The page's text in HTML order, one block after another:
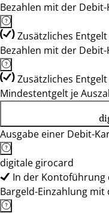
Bezahlen mit der
Zusätzliches
Bezahlen mit der
Zusätzliches
Mindestentgelt je
Ausgabe einer Debit-
digitale girocard
In der Kontoführung
Bargeld-Einzahlung